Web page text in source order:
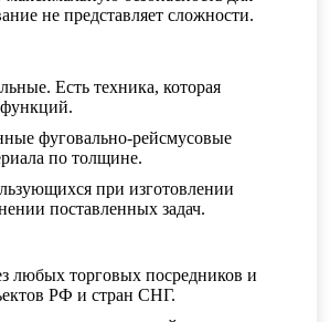
не представляет сложности.
Есть техника, которая
функций.
фуговально-рейсмусовые
по толщине.
при изготовлении
поставленных задач.
любых торговых посредников и
РФ и стран СНГ.